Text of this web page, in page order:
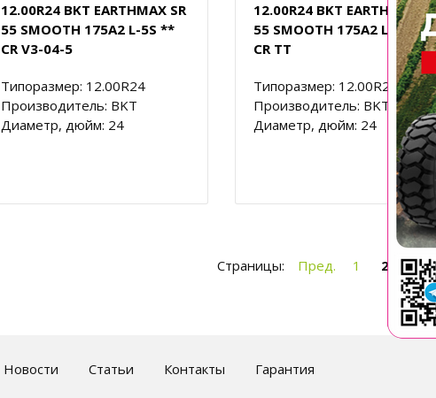
12.00R24 BKT EARTHMAX SR
55 SMOOTH 175A2 L-5S **
CR V3-04-5
Типоразмер: 12.00R24
Производитель: BKT
Диаметр, дюйм: 24
12.00R24 BKT EARTHMAX
55 SMOOTH 175A2 L-5S **
CR TT
Типоразмер: 12.00R24
Производитель: BKT
Диаметр, дюйм: 24
Страницы: Пред. 1 2 3
Новости Статьи Контакты Гарантия